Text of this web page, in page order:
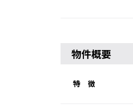
物件概要
特 徴